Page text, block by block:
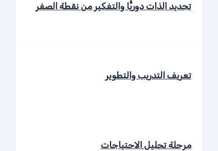
تجديد الذات دوريًّا والتفكير من نقطة الصفر
تعريف التدريب والتطوير
مرحلة تحليل الاحتياجات